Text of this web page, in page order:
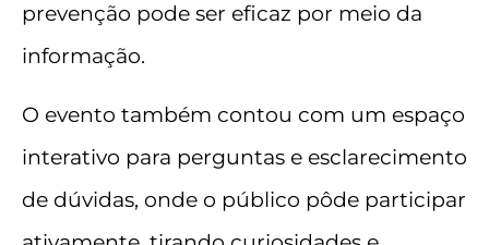
prevenção pode ser eficaz por meio da
informação.
O evento também contou com um espaço
interativo para perguntas e esclarecimento
de dúvidas, onde o público pôde participar